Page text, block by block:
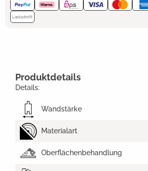
Lastschrift
Produktdetails
Details:
Wandstärke
Materialart
Oberflächenbehandlung